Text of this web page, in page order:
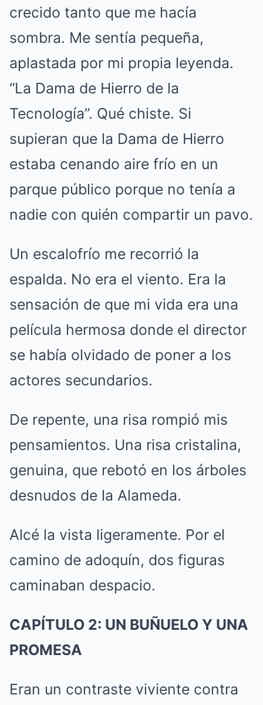
crecido tanto que me hacía
sombra. Me sentía pequeña,
aplastada por mi propia leyenda.
“La Dama de Hierro de la
Tecnología”. Qué chiste. Si
supieran que la Dama de Hierro
estaba cenando aire frío en un
parque público porque no tenía a
nadie con quién compartir un pavo.
Un escalofrío me recorrió la
espalda. No era el viento. Era la
sensación de que mi vida era una
película hermosa donde el director
se había olvidado de poner a los
actores secundarios.
De repente, una risa rompió mis
pensamientos. Una risa cristalina,
genuina, que rebotó en los árboles
desnudos de la Alameda.
Alcé la vista ligeramente. Por el
camino de adoquín, dos figuras
caminaban despacio.
CAPÍTULO 2: UN BUÑUELO Y UNA
PROMESA
Eran un contraste viviente contra